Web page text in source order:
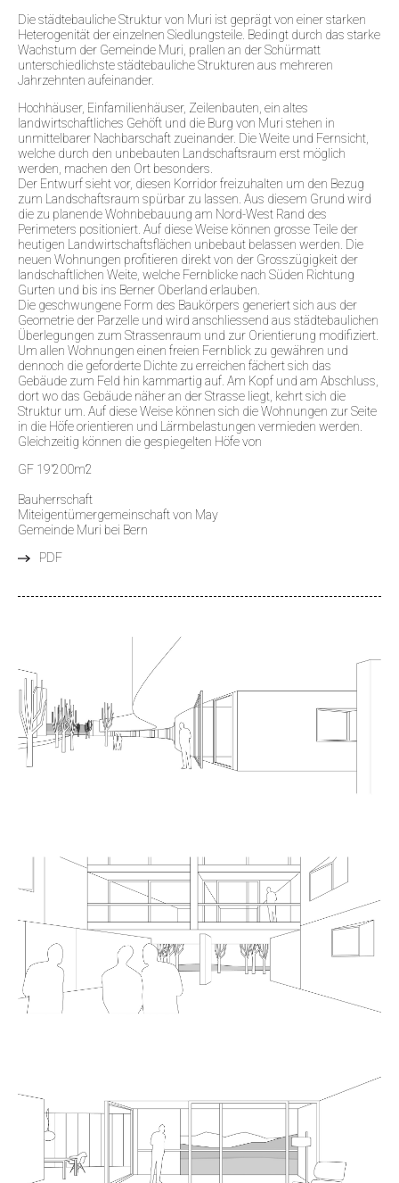
Die städtebauliche Struktur von Muri ist geprägt von einer starken
Heterogenität der einzelnen Siedlungsteile. Bedingt durch das starke
Wachstum der Gemeinde Muri, prallen an der Schürmatt
unterschiedlichste städtebauliche Strukturen aus mehreren
Jahrzehnten aufeinander.
Hochhäuser, Einfamilienhäuser, Zeilenbauten, ein altes
landwirtschaftliches Gehöft und die Burg von Muri stehen in
unmittelbarer Nachbarschaft zueinander. Die Weite und Fernsicht,
welche durch den unbebauten Landschaftsraum erst möglich
werden, machen den Ort besonders.
Der Entwurf sieht vor, diesen Korridor freizuhalten um den Bezug
zum Landschaftsraum spürbar zu lassen. Aus diesem Grund wird
die zu planende Wohnbebauung am Nord-West Rand des
Perimeters positioniert. Auf diese Weise können grosse Teile der
heutigen Landwirtschaftsflächen unbebaut belassen werden. Die
neuen Wohnungen profitieren direkt von der Grosszügigkeit der
landschaftlichen Weite, welche Fernblicke nach Süden Richtung
Gurten und bis ins Berner Oberland erlauben.
Die geschwungene Form des Baukörpers generiert sich aus der
Geometrie der Parzelle und wird anschliessend aus städtebaulichen
Überlegungen zum Strassenraum und zur Orientierung modifiziert.
Um allen Wohnungen einen freien Fernblick zu gewähren und
dennoch die geforderte Dichte zu erreichen fächert sich das
Gebäude zum Feld hin kammartig auf. Am Kopf und am Abschluss,
dort wo das Gebäude näher an der Strasse liegt, kehrt sich die
Struktur um. Auf diese Weise können sich die Wohnungen zur Seite
in die Höfe orientieren und Lärmbelastungen vermieden werden.
Gleichzeitig können die gespiegelten Höfe von
GF 19’200m2
Bauherrschaft
Miteigentümergemeinschaft von May
Gemeinde Muri bei Bern
PDF